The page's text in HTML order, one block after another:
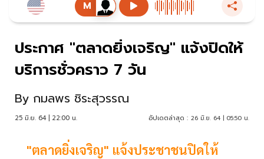
ประกาศ "ตลาดยิ่งเจริญ" แจ้งปิดให้
บริการชั่วคราว 7 วัน
By กมลพร ชิระสุวรรณ
25 มิ.ย. 64 | 22:00 น. อัปเดตล่าสุด : 26 มิ.ย. 64 | 05:50 น.
"ตลาดยิ่งเจริญ" แจ้งประชาชนปิดให้